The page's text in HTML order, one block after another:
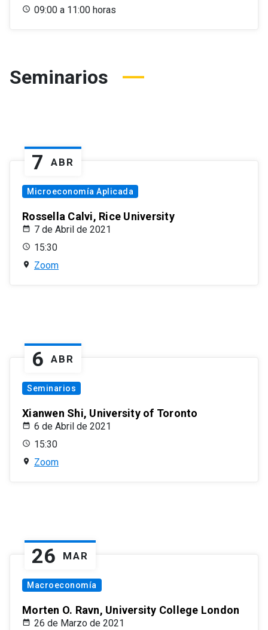
09:00 a 11:00 horas
Seminarios
7 ABR
Microeconomía Aplicada
Rossella Calvi, Rice University
7 de Abril de 2021
15:30
Zoom
6 ABR
Seminarios
Xianwen Shi, University of Toronto
6 de Abril de 2021
15:30
Zoom
26 MAR
Macroeconomía
Morten O. Ravn, University College London
26 de Marzo de 2021